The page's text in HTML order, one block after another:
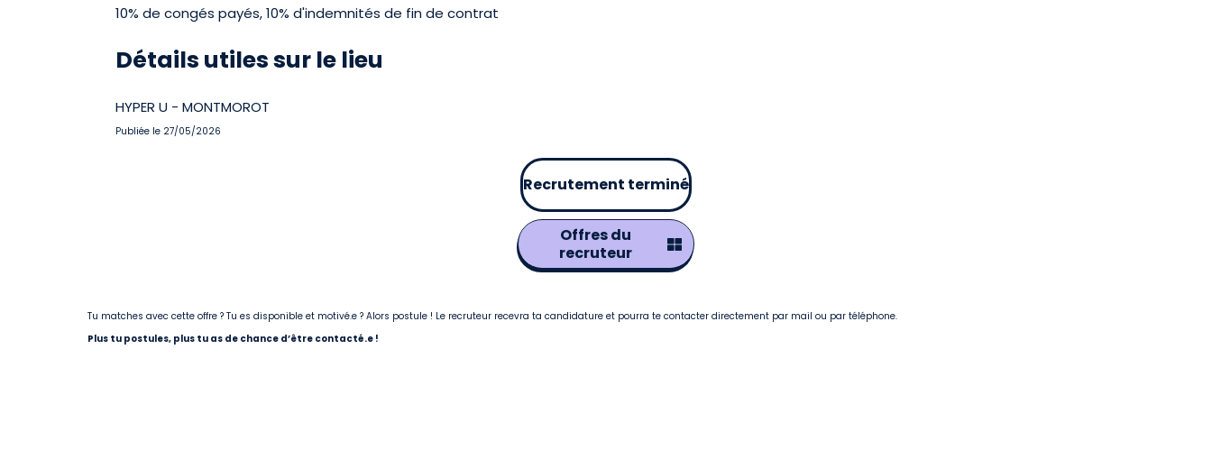
10% de congés payés, 10% d'indemnités de fin de contrat
Détails utiles sur le lieu
HYPER U - MONTMOROT
Publiée le 27/05/2026
Recrutement terminé
Offres du
recruteur
Tu matches avec cette offre ? Tu es disponible et motivé.e ? Alors postule ! Le recruteur recevra ta candidature et pourra te contacter directement par mail ou par téléphone.
Plus tu postules, plus tu as de chance d’être contacté.e !